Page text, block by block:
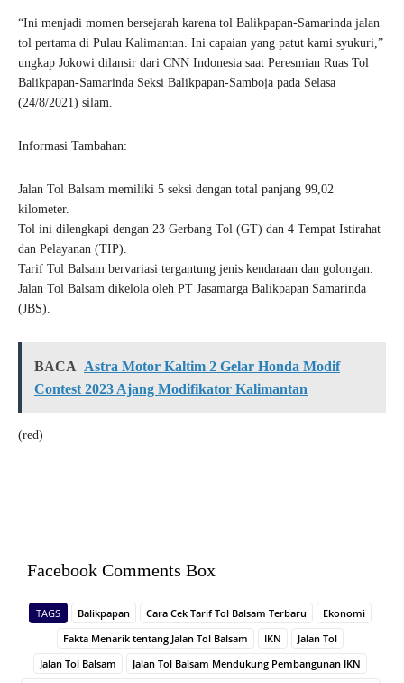
“Ini menjadi momen bersejarah karena tol Balikpapan-Samarinda jalan
tol pertama di Pulau Kalimantan. Ini capaian yang patut kami syukuri,”
ungkap Jokowi dilansir dari CNN Indonesia saat Peresmian Ruas Tol
Balikpapan-Samarinda Seksi Balikpapan-Samboja pada Selasa
(24/8/2021) silam.
Informasi Tambahan:
Jalan Tol Balsam memiliki 5 seksi dengan total panjang 99,02
kilometer.
Tol ini dilengkapi dengan 23 Gerbang Tol (GT) dan 4 Tempat Istirahat
dan Pelayanan (TIP).
Tarif Tol Balsam bervariasi tergantung jenis kendaraan dan golongan.
Jalan Tol Balsam dikelola oleh PT Jasamarga Balikpapan Samarinda
(JBS).
BACA Astra Motor Kaltim 2 Gelar Honda Modif
Contest 2023 Ajang Modifikator Kalimantan
(red)
Facebook Comments Box
TAGS Balikpapan Cara Cek Tarif Tol Balsam Terbaru
Ekonomi
Fakta Menarik tentang Jalan Tol Balsam
IKN
Jalan Tol
Jalan Tol Balsam
Jalan Tol Balsam Mendukung Pembangunan IKN